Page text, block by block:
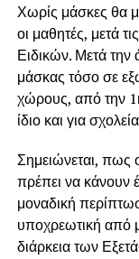
Χωρίς μάσκες θα
οι μαθητές, μετά
Ειδικών. Μετά
μάσκας τόσο σε
χώρους, από την 1η
ίδιο και για
Σημειώνεται, πως
πρέπει να κάνουν
μοναδική
υποχρεωτική από
διάρκεια των